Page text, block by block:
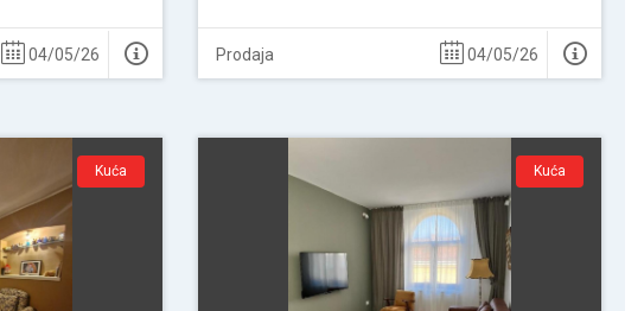
04/05/26 Prodaja 04/05/26
Kuća Kuća